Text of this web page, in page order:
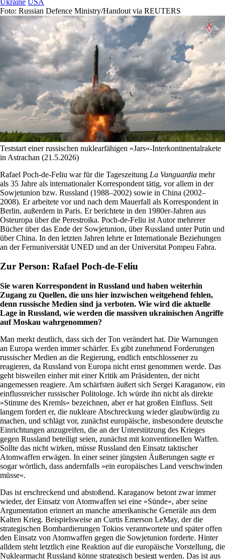
Foto: Russian Defence Ministry/Handout via REUTERS
Teststart einer russischen nuklearfähigen »Jars«-Interkontinentalrakete
in Astrachan (21.5.2026)
Rafael Poch-de-Feliu war für die Tageszeitung La Vanguardia mehr
als 35 Jahre als internationaler Korrespondent tätig, vor allem in der
Sowjetunion bzw. Russland (1988–2002) sowie in China (2002–
2008). Er arbeitete vor und nach dem Mauerfall als Korrespondent in
Berlin, außerdem in Paris. Er berichtete in den 1980er-Jahren aus
Osteuropa über die Perestroika. Poch-de-Feliu ist Autor mehrerer
Bücher über das Ende der Sowjetunion, über Russland unter Putin und
über China. In den letzten Jahren lehrte er Internationale Beziehungen
an der Fernuniversität UNED und an der Universitat Pompeu Fabra.
Zur Person: Rafael Poch-de-Feliu
Sie waren Korrespondent in Russland und haben weiterhin
Zugang zu Quellen, die uns hier inzwischen weitgehend fehlen,
denn russische Medien sind ja verboten. Wie wird die aktuelle
Lage in Russland, wie werden die massiven ukrainischen Angriffe
auf Moskau wahrgenommen?
Man merkt deutlich, dass sich der Ton verändert hat. Die Warnungen
an Europa werden immer schärfer. Es gibt zunehmend Forderungen
russischer Medien an die Regierung, endlich entschlossener zu
reagieren, da Russland von Europa nicht ernst genommen werde. Das
geht bisweilen einher mit einer Kritik am Präsidenten, der nicht
angemessen reagiere. Am schärfsten äußert sich Sergei Karaganow, ein
einflussreicher russischer Politologe. Ich würde ihn nicht als direkte
»Stimme des Kremls« bezeichnen, aber er hat großen Einfluss. Seit
langem fordert er, die nukleare Abschreckung wieder glaubwürdig zu
machen, und schlägt vor, zunächst europäische, insbesondere deutsche
Einrichtungen anzugreifen, die an der Unterstützung des Krieges
gegen Russland beteiligt seien, zunächst mit konventionellen Waffen.
Sollte das nicht wirken, müsse Russland den Einsatz taktischer
Atomwaffen erwägen. In einer seiner jüngsten Äußerungen sagte er
sogar wörtlich, dass andernfalls »ein europäisches Land verschwinden
müsse«.
Das ist erschreckend und abstoßend. Karaganow betont zwar immer
wieder, der Einsatz von Atomwaffen sei eine »Sünde«, aber seine
Argumentation erinnert an manche amerikanische Generäle aus dem
Kalten Krieg. Beispielsweise an Curtis Emerson LeMay, der die
strategischen Bombardierungen Tokios verantwortete und später offen
den Einsatz von Atomwaffen gegen die Sowjetunion forderte. Hinter
alldem steht letztlich eine Reaktion auf die europäische Vorstellung, die
Nuklearmacht Russland könne strategisch besiegt werden. Das ist aus